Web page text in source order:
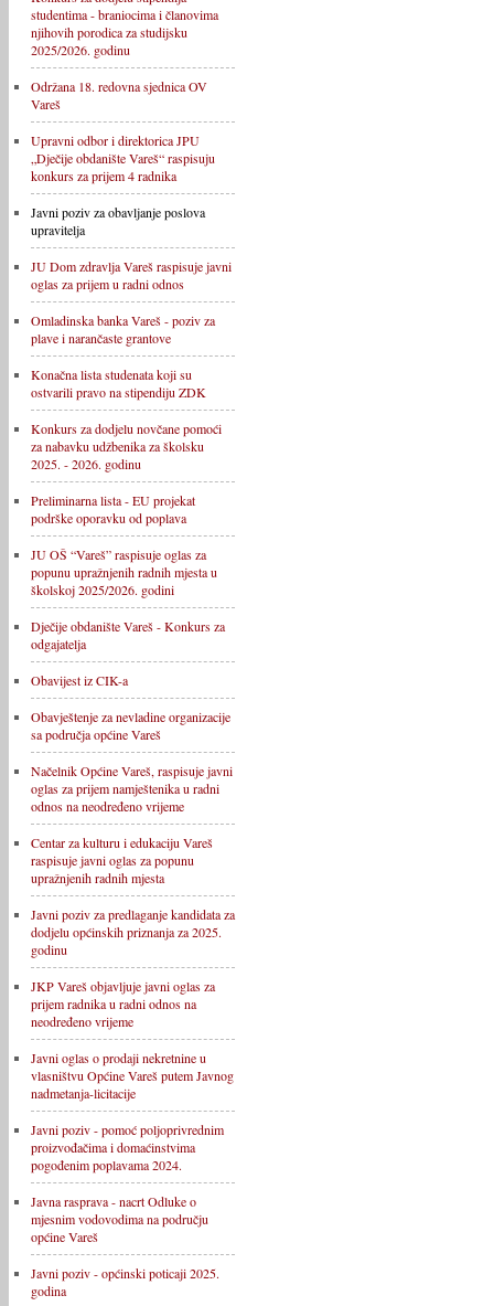
studentima - braniocima i članovima
njihovih porodica za studijsku
2025/2026. godinu
Održana 18. redovna sjednica OV
Vareš
Upravni odbor i direktorica JPU
„Dječije obdanište Vareš“ raspisuju
konkurs za prijem 4 radnika
Javni poziv za obavljanje poslova
upravitelja
JU Dom zdravlja Vareš raspisuje javni
oglas za prijem u radni odnos
Omladinska banka Vareš - poziv za
plave i narančaste grantove
Konačna lista studenata koji su
ostvarili pravo na stipendiju ZDK
Konkurs za dodjelu novčane pomoći
za nabavku udžbenika za školsku
2025. - 2026. godinu
Preliminarna lista - EU projekat
podrške oporavku od poplava
JU OŠ “Vareš” raspisuje oglas za
popunu upražnjenih radnih mjesta u
školskoj 2025/2026. godini
Dječije obdanište Vareš - Konkurs za
odgajatelja
Obavijest iz CIK-a
Obavještenje za nevladine organizacije
sa područja općine Vareš
Načelnik Općine Vareš, raspisuje javni
oglas za prijem namještenika u radni
odnos na neodređeno vrijeme
Centar za kulturu i edukaciju Vareš
raspisuje javni oglas za popunu
upražnjenih radnih mjesta
Javni poziv za predlaganje kandidata za
dodjelu općinskih priznanja za 2025.
godinu
JKP Vareš objavljuje javni oglas za
prijem radnika u radni odnos na
neodređeno vrijeme
Javni oglas o prodaji nekretnine u
vlasništvu Općine Vareš putem Javnog
nadmetanja-licitacije
Javni poziv - pomoć poljoprivrednim
proizvođačima i domaćinstvima
pogođenim poplavama 2024.
Javna rasprava - nacrt Odluke o
mjesnim vodovodima na području
općine Vareš
Javni poziv - općinski poticaji 2025.
godina